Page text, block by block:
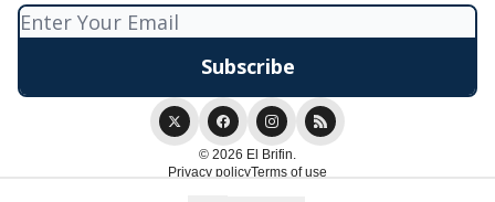
© 2026 El Brifin.
Privacy policyTerms of use